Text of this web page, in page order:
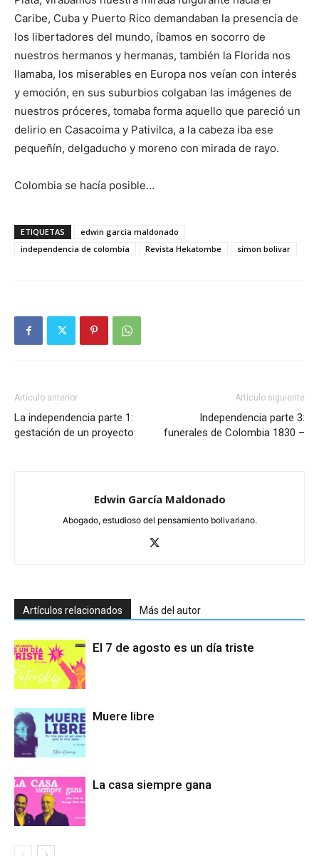
Caribe, Cuba y Puerto Rico demandaban la presencia de
los libertadores del mundo, íbamos en socorro de
nuestros hermanos y hermanas, también la Florida nos
llamaba, los miserables en Europa nos veían con interés
y emoción, en sus suburbios colgaban las imágenes de
nuestros próceres, tomaba forma aquello que pareció un
delirio en Casacoima y Pativilca, a la cabeza iba ese
pequeñín, delgaducho y moreno con mirada de rayo.
Colombia se hacía posible…
ETIQUETAS
edwin garcia maldonado
independencia de colombia
Revista Hekatombe simon bolivar
Artículo anterior
La independencia parte 1:
gestación de un proyecto
Artículo siguiente
Independencia parte 3:
funerales de Colombia 1830 –
Edwin García Maldonado
Abogado, estudioso del pensamiento bolivariano.
Artículos relacionados Más del autor
El 7 de agosto es un día triste
Muere libre
La casa siempre gana